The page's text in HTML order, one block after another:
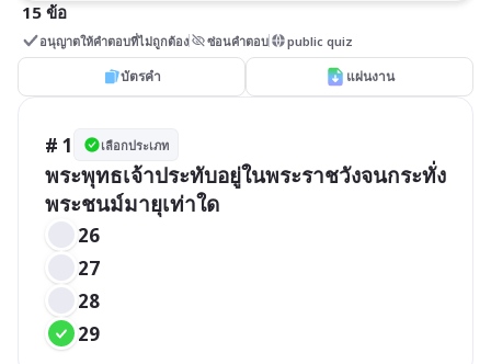
15 ข้อ
อนุญาตให้คำตอบที่ไม่ถูกต้อง ซ่อนคำตอบ public quiz
บัตรคำ แผ่นงาน
# 1 เลือกประเภท
พระพุทธเจ้าประทับอยู่ในพระราชวังจนกระทั่ง
พระชนม์มายุเท่าใด
26
27
28
29